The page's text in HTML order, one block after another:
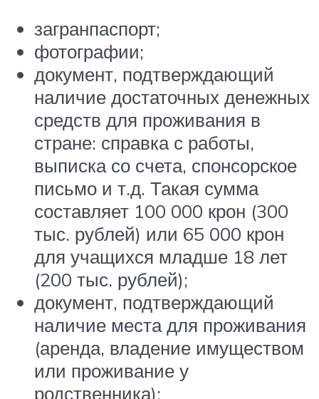
загранпаспорт;
фотографии;
документ, подтверждающий
наличие достаточных денежных
средств для проживания в
стране: справка с работы,
выписка со счета, спонсорское
письмо и т.д. Такая сумма
составляет 100 000 крон (300
тыс. рублей) или 65 000 крон
для учащихся младше 18 лет
(200 тыс. рублей);
документ, подтверждающий
наличие места для проживания
(аренда, владение имуществом
или проживание у
родственника);